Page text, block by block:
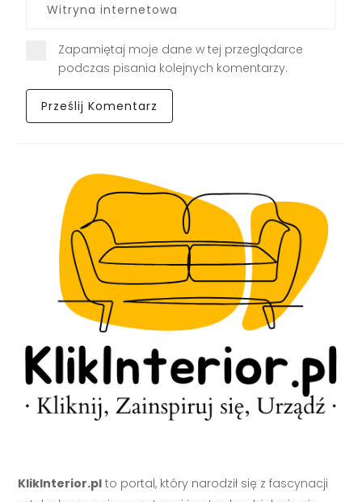
Zapamiętaj moje dane w tej przeglądarce
podczas pisania kolejnych komentarzy.
KlikInterior.pl to portal, który narodził się z fascynacji